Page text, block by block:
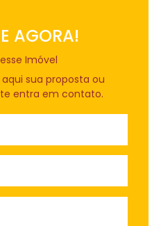
AGORA!
Imóvel
sua proposta ou
entra em contato.